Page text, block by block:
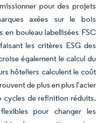
pour des projets
axées sur le bois
bouleau labellisées FSC
les critères ESG des
également le calcul du
hôteliers calculent le coût
de plus en plus l'acier
cycles de refinition réduits.
pour changer les